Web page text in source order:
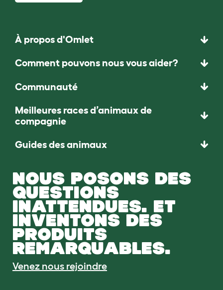
À propos d'Omlet
Comment pouvons nous vous aider?
Communauté
Meilleures races d’animaux de
compagnie
Guides des animaux
NOUS POSONS DES
QUESTIONS
INATTENDUES. ET
INVENTONS DES
PRODUITS
REMARQUABLES.
Venez nous rejoindre